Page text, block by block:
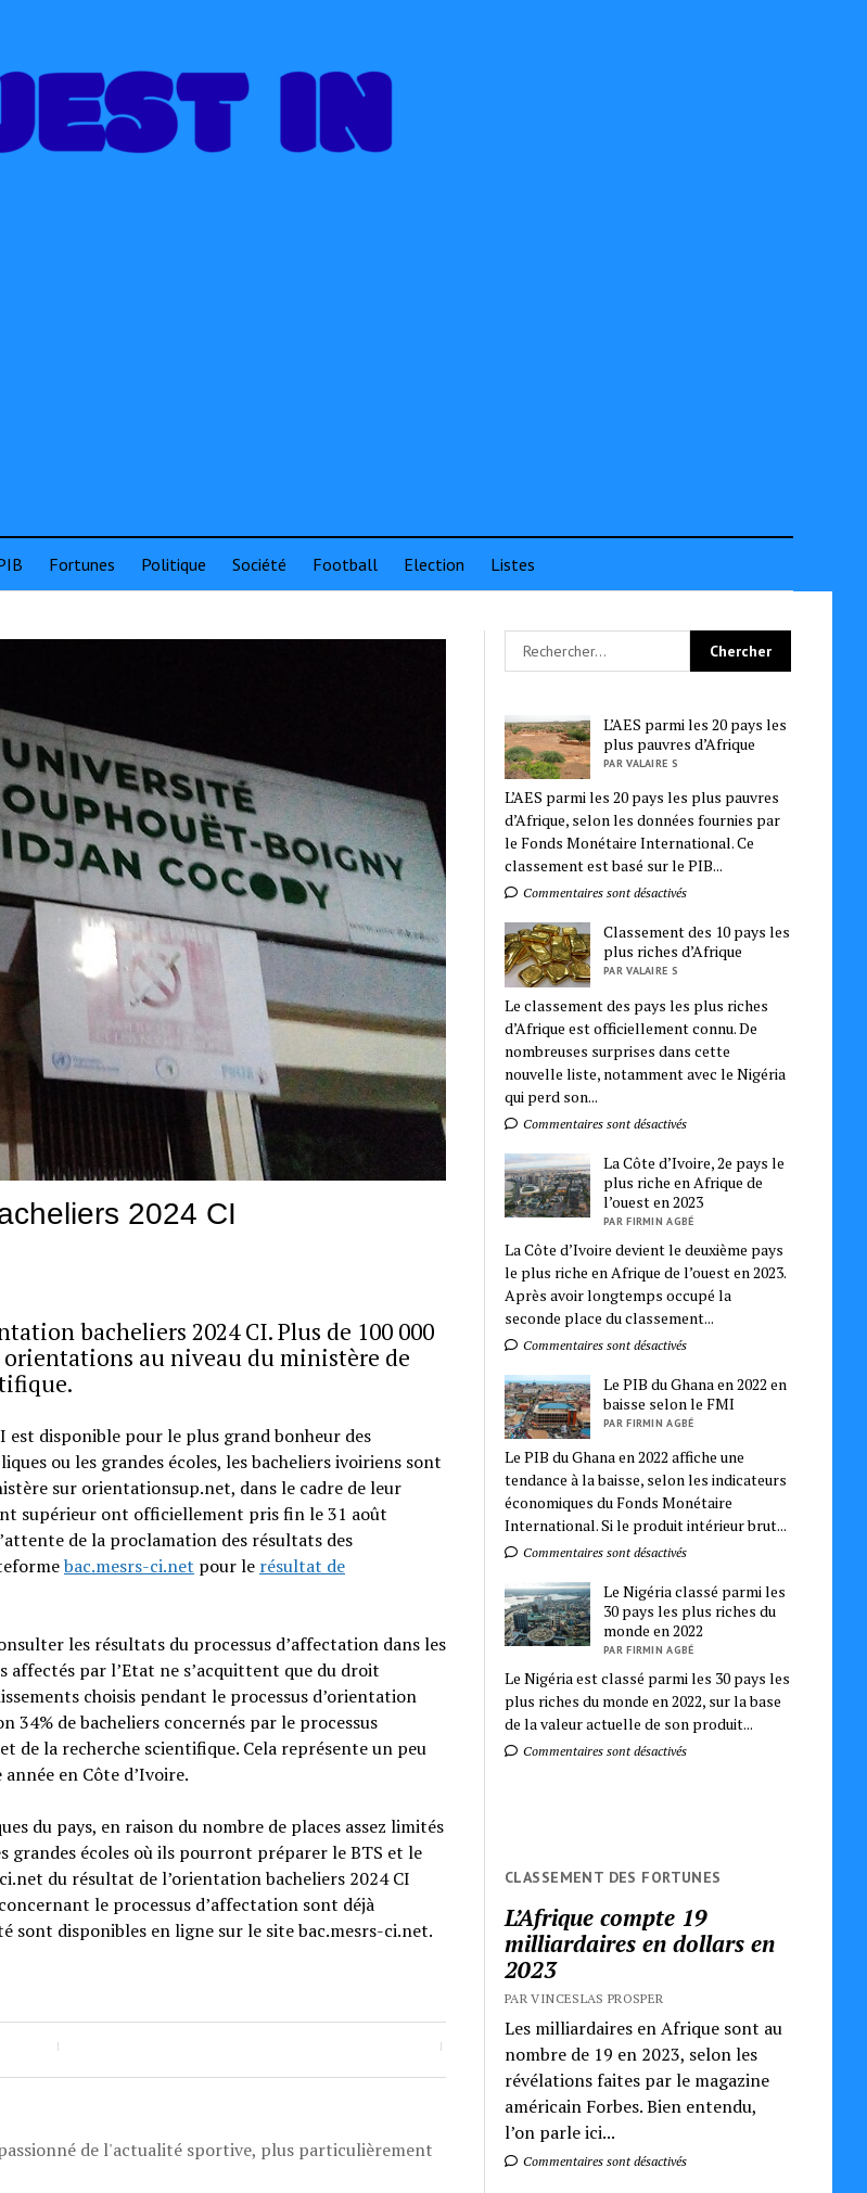
Fortunes Politique Société Football Election Listes
2024 CI
bacheliers 2024 CI. Plus de 100 000
orientations au niveau du ministère de
est disponible pour le plus grand bonheur des
ou les grandes écoles, les bacheliers ivoiriens sont
sur orientationsup.net, dans le cadre de leur
supérieur ont officiellement pris fin le 31 août
de la proclamation des résultats des
bac.mesrs-ci.net pour le résultat de
les résultats du processus d’affectation dans les
affectés par l’Etat ne s’acquittent que du droit
choisis pendant le processus d’orientation
34% de bacheliers concernés par le processus
de la recherche scientifique. Cela représente un peu
en Côte d’Ivoire.
du pays, en raison du nombre de places assez limités
grandes écoles où ils pourront préparer le BTS et le
du résultat de l’orientation bacheliers 2024 CI
le processus d’affectation sont déjà
sont disponibles en ligne sur le site bac.mesrs-ci.net.
de l'actualité sportive, plus particulièrement
L’AES parmi les 20 pays les
plus pauvres d’Afrique
PAR VALAIRE S
L’AES parmi les 20 pays les plus pauvres
d’Afrique, selon les données fournies par
le Fonds Monétaire International. Ce
classement est basé sur le PIB...
Commentaires sont désactivés
Classement des 10 pays les
plus riches d’Afrique
PAR VALAIRE S
Le classement des pays les plus riches
d’Afrique est officiellement connu. De
nombreuses surprises dans cette
nouvelle liste, notamment avec le Nigéria
qui perd son...
Commentaires sont désactivés
La Côte d’Ivoire, 2e pays le
plus riche en Afrique de
l’ouest en 2023
PAR FIRMIN AGBÉ
La Côte d’Ivoire devient le deuxième pays
le plus riche en Afrique de l’ouest en 2023.
Après avoir longtemps occupé la
seconde place du classement...
Commentaires sont désactivés
Le PIB du Ghana en 2022 en
baisse selon le FMI
PAR FIRMIN AGBÉ
Le PIB du Ghana en 2022 affiche une
tendance à la baisse, selon les indicateurs
économiques du Fonds Monétaire
International. Si le produit intérieur brut...
Commentaires sont désactivés
Le Nigéria classé parmi les
30 pays les plus riches du
monde en 2022
PAR FIRMIN AGBÉ
Le Nigéria est classé parmi les 30 pays les
plus riches du monde en 2022, sur la base
de la valeur actuelle de son produit...
Commentaires sont désactivés
CLASSEMENT DES FORTUNES
L’Afrique compte 19
milliardaires en dollars en
2023
PAR VINCESLAS PROSPER
Les milliardaires en Afrique sont au
nombre de 19 en 2023, selon les
révélations faites par le magazine
américain Forbes. Bien entendu,
l’on parle ici...
Commentaires sont désactivés